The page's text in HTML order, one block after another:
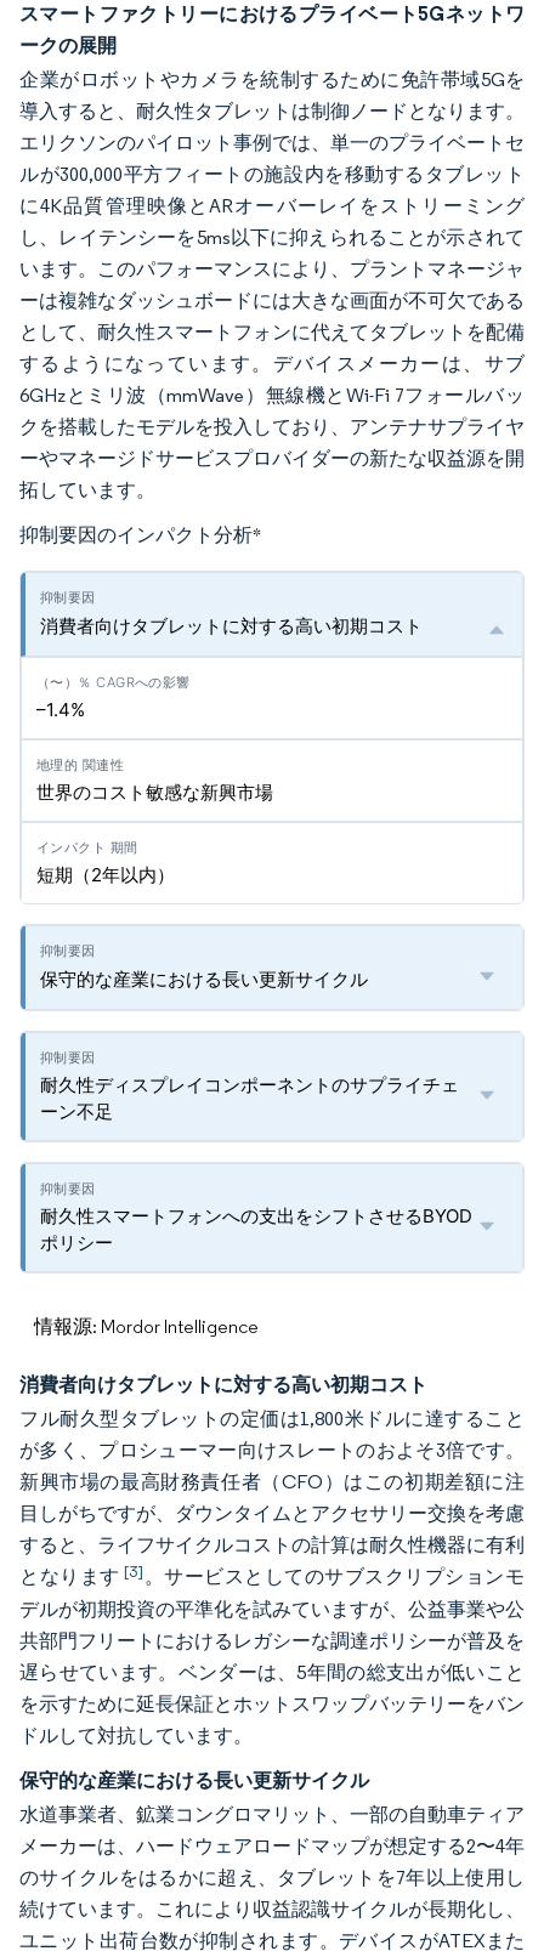
スマートファクトリーにおけるプライベート5Gネットワ
ークの展開
企業がロボットやカメラを統制するために免許帯域5Gを
導入すると、耐久性タブレットは制御ノードとなります。
エリクソンのパイロット事例では、単一のプライベートセ
ルが300,000平方フィートの施設内を移動するタブレット
に4K品質管理映像とARオーバーレイをストリーミング
し、レイテンシーを5ms以下に抑えられることが示されて
います。このパフォーマンスにより、プラントマネージャ
ーは複雑なダッシュボードには大きな画面が不可欠である
として、耐久性スマートフォンに代えてタブレットを配備
するようになっています。デバイスメーカーは、サブ
6GHzとミリ波（mmWave）無線機とWi-Fi 7フォールバッ
クを搭載したモデルを投入しており、アンテナサプライヤ
ーやマネージドサービスプロバイダーの新たな収益源を開
拓しています。
抑制要因のインパクト分析*
消費者向けタブレットに対する高い初期コスト
–1.4%
世界のコスト敏感な新興市場
短期（2年以内）
保守的な産業における長い更新サイクル
耐久性ディスプレイコンポーネントのサプライチェ
ーン不足
耐久性スマートフォンへの支出をシフトさせるBYOD
ポリシー
情報源: Mordor Intelligence
消費者向けタブレットに対する高い初期コスト
フル耐久型タブレットの定価は1,800米ドルに達すること
が多く、プロシューマー向けスレートのおよそ3倍です。
新興市場の最高財務責任者（CFO）はこの初期差額に注
目しがちですが、ダウンタイムとアクセサリー交換を考慮
すると、ライフサイクルコストの計算は耐久性機器に有利
となります[3]。サービスとしてのサブスクリプションモ
デルが初期投資の平準化を試みていますが、公益事業や公
共部門フリートにおけるレガシーな調達ポリシーが普及を
遅らせています。ベンダーは、5年間の総支出が低いこと
を示すために延長保証とホットスワップバッテリーをバン
ドルして対抗しています。
保守的な産業における長い更新サイクル
水道事業者、鉱業コングロマリット、一部の自動車ティア
メーカーは、ハードウェアロードマップが想定する2〜4年
のサイクルをはるかに超え、タブレットを7年以上使用し
続けています。これにより収益認識サイクルが長期化し、
ユニット出荷台数が抑制されます。デバイスがATEXまた